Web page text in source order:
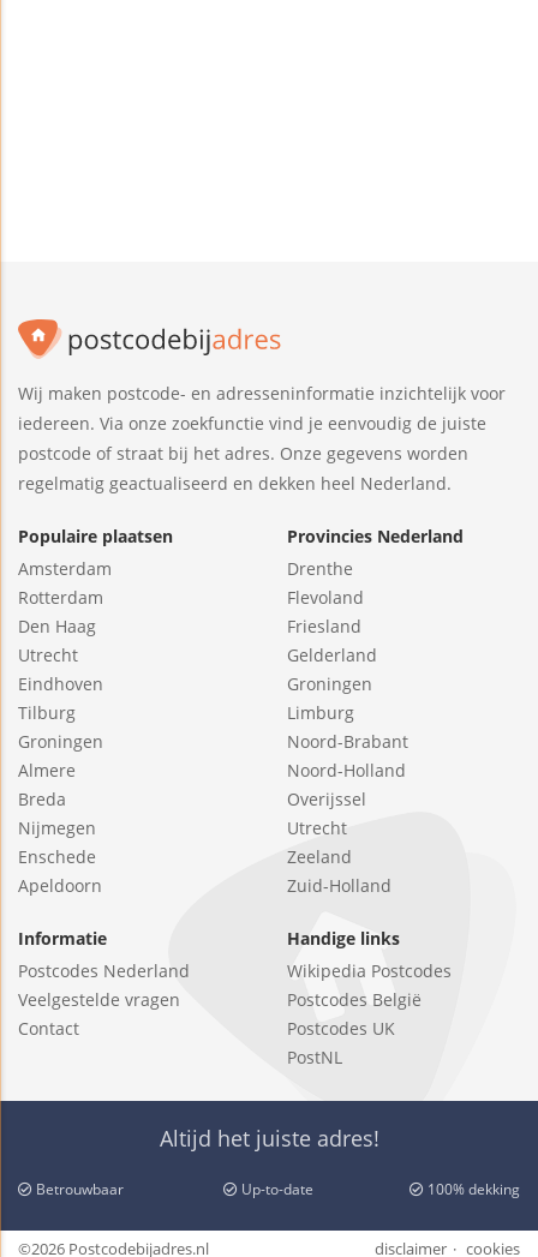
Wij maken postcode- en adresseninformatie inzichtelijk voor
iedereen. Via onze zoekfunctie vind je eenvoudig de juiste
postcode of straat bij het adres. Onze gegevens worden
regelmatig geactualiseerd en dekken heel Nederland.
Populaire plaatsen
Amsterdam
Rotterdam
Den Haag
Utrecht
Eindhoven
Tilburg
Groningen
Almere
Breda
Nijmegen
Enschede
Apeldoorn
Provincies Nederland
Drenthe
Flevoland
Friesland
Gelderland
Groningen
Limburg
Noord-Brabant
Noord-Holland
Overijssel
Utrecht
Zeeland
Zuid-Holland
Informatie
Postcodes Nederland
Veelgestelde vragen
Contact
Handige links
Wikipedia Postcodes
Postcodes België
Postcodes UK
PostNL
Altijd het juiste adres!
Betrouwbaar Up-to-date 100% dekking
©2026 Postcodebijadres.nl disclaimer cookies